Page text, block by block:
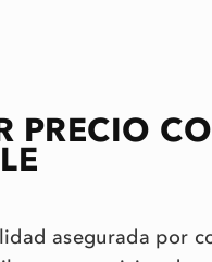
PRECIO
asegurada por